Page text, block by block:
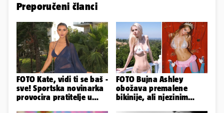
Preporučeni članci
FOTO Kate, vidi ti se baš -
sve! Sportska novinarka
provocira pratitelje u
FOTO Bujna Ashley
obožava premalene
bikinije, ali njezinim